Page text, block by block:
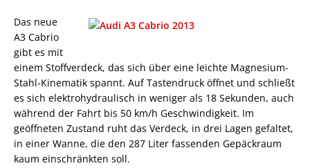
Das neue
A3 Cabrio
gibt es mit
einem Stoffverdeck, das sich über eine leichte Magnesium-
Stahl-Kinematik spannt. Auf Tastendruck öffnet und schließt
es sich elektrohydraulisch in weniger als 18 Sekunden, auch
während der Fahrt bis 50 km/h Geschwindigkeit. Im
geöffneten Zustand ruht das Verdeck, in drei Lagen gefaltet,
in einer Wanne, die den 287 Liter fassenden Gepäckraum
kaum einschränkten soll.